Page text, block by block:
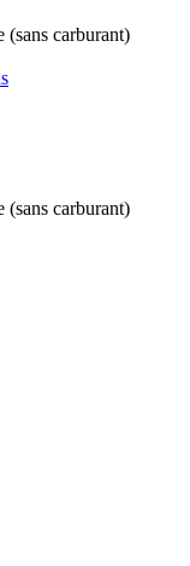
(sans carburant)
(sans carburant)